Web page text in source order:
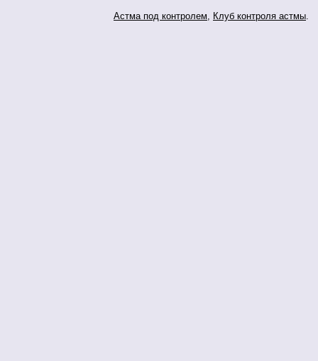
Астма под контролем, Клуб контроля астмы.